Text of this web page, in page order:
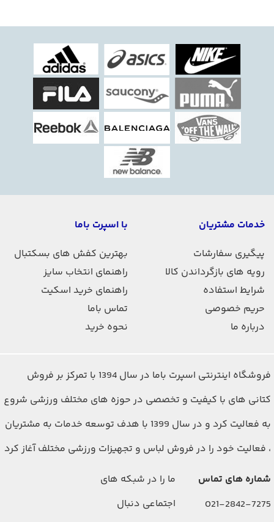
خدمات مشتریان
پیگیری سفارشات
رویه های بازگرداندن کالا
شرایط استفاده
حریم خصوصی
درباره ما
با اسپرت باما
بهترین کفش های بسکتبال
راهنمای انتخاب سایز
راهنمای خرید اسکیت
تماس باما
نحوه خرید
فروشگاه اینترنتی اسپرت باما در سال 1394 با تمرکز بر فروش
کتانی های با کیفیت و تخصصی در حوزه های مختلف ورزشی شروع
به فعالیت کرد و در سال 1399 با هدف توسعه خدمات به مشتریان
، فعالیت خود را در فروش لباس و تجهیزات ورزشی مختلف آغاز کرد
شماره های تماس
021-2842-7275
ما را در شبکه های
اجتماعی دنبال